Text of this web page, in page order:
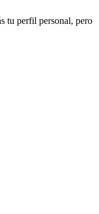
tu perfil personal, pero